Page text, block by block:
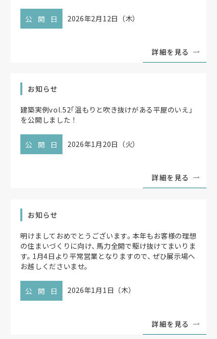
公開日 2026年2月12日（木）
詳細を見る
お知らせ
建築実例vol.52「温もりと吹き抜けがある平屋のいえ 」
を公開しました！
公開日 2026年1月20日（火）
詳細を見る
お知らせ
明けましておめでとうございます。本年もお客様の理想
の住まいづくりに向け、馬力全開で駆け抜けてまいりま
す。1月4日より平常営業となりますので、ぜひ展示場へ
お越しくださいませ。
公開日 2026年1月1日（木）
詳細を見る